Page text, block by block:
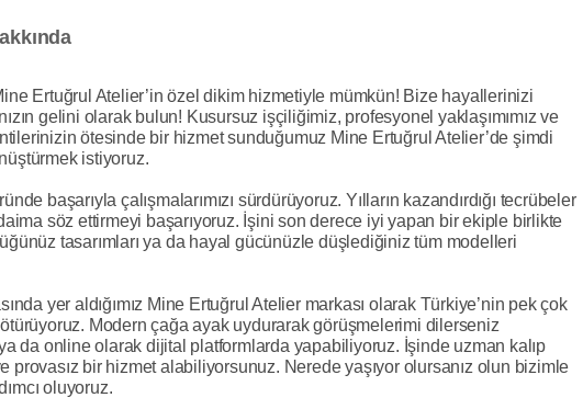
Ertuğrul Atelier’in özel dikim hizmetiyle mümkün! Bize hayallerinizi
gelini olarak bulun! Kusursuz işçiliğimiz, profesyonel yaklaşımımız ve
ötesinde bir hizmet sunduğumuz Mine Ertuğrul Atelier’de şimdi
istiyoruz.
başarıyla çalışmalarımızı sürdürüyoruz. Yılların kazandırdığı tecrübeler
söz ettirmeyi başarıyoruz. İşini son derece iyi yapan bir ekiple birlikte
tasarımları ya da hayal gücünüzle düşlediğiniz tüm modelleri
yer aldığımız Mine Ertuğrul Atelier markası olarak Türkiye’nin pek çok
Modern çağa ayak uydurarak görüşmelerimi dilerseniz
da online olarak dijital platformlarda yapabiliyoruz. İşinde uzman kalıp
provasız bir hizmet alabiliyorsunuz. Nerede yaşıyor olursanız olun bizimle
oluyoruz.